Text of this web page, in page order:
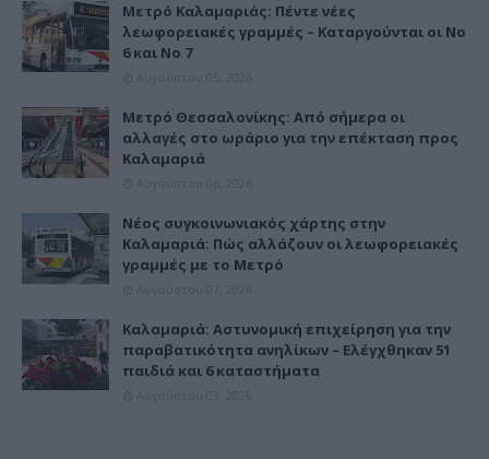
Μετρό Καλαμαριάς: Πέντε νέες
λεωφορειακές γραμμές – Καταργούνται οι Νο
6 και Νο 7
Μετρό Θεσσαλονίκης: Από σήμερα οι
αλλαγές στο ωράριο για την επέκταση προς
Καλαμαριά
Νέος συγκοινωνιακός χάρτης στην
Καλαμαριά: Πώς αλλάζουν οι λεωφορειακές
γραμμές με το Μετρό
Καλαμαριά: Αστυνομική επιχείρηση για την
παραβατικότητα ανηλίκων – Ελέγχθηκαν 51
παιδιά και 6 καταστήματα